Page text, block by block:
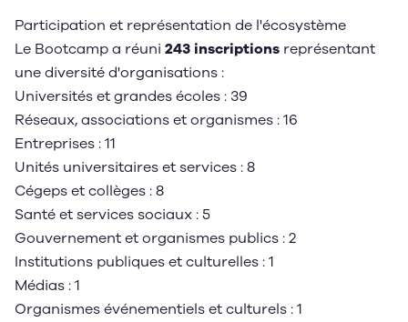
Participation et représentation de l'écosystème
Le Bootcamp a réuni 243 inscriptions représentant
une diversité d'organisations :
Universités et grandes écoles : 39
Réseaux, associations et organismes : 16
Entreprises : 11
Unités universitaires et services : 8
Cégeps et collèges : 8
Santé et services sociaux : 5
Gouvernement et organismes publics : 2
Institutions publiques et culturelles : 1
Médias : 1
Organismes événementiels et culturels : 1